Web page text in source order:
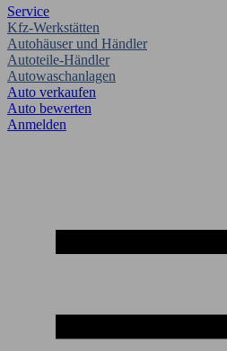
Service
Kfz-Werkstätten
Autohäuser und Händler
Autoteile-Händler
Autowaschanlagen
Auto verkaufen
Auto bewerten
Anmelden